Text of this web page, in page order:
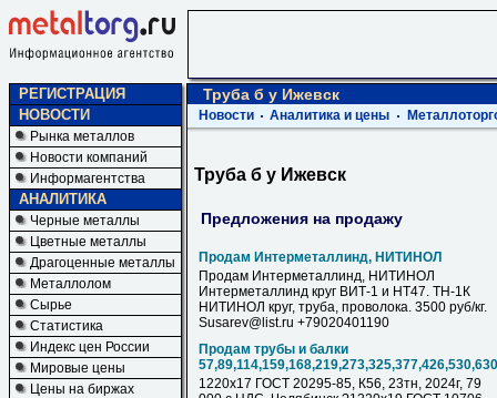
РЕГИСТРАЦИЯ
НОВОСТИ
Рынка металлов
Новости компаний
Информагентства
АНАЛИТИКА
Черные металлы
Цветные металлы
Драгоценные металлы
Металлолом
Сырье
Статистика
Индекс цен России
Мировые цены
Цены на биржах
Труба б у Ижевск
Новости Аналитика и цены
Труба б у Ижевск
Предложения на продажу
Продам Интерметаллинд, НИТИНОЛ
Продам Интерметаллинд, НИТИНОЛ
Интерметаллинд круг ВИТ-1 и НТ47. ТН-1К
НИТИНОЛ круг, труба, проволока. 3500 руб/кг.
Susarev@list.ru +79020401190
Продам трубы и балки
1220х17 ГОСТ 20295-85, К56, 23тн, 2024г, 79